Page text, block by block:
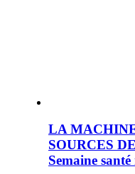
LA
SOURCES
Semaine